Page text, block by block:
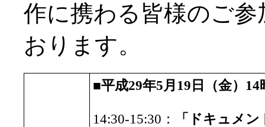
作に携わる皆様のご
おります。
■平成29年5月19日（金）
14:30-15:30：
「ドキュメ